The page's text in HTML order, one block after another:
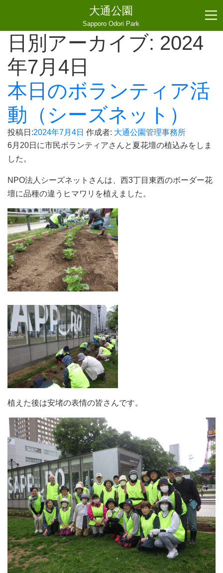
大通公園
Sapporo Odori Park
日別アーカイブ: 2024
年7月4日
本日のボランティア活
動（シーズネット）
投稿日:2024年7月4日 作成者: 大通公園管理事務所
6月20日に市民ボランティアさんと夏花壇の植込みをしま
した。
NPO法人シーズネットさんは、西3丁目東西のボーダー花
壇に品種の違うヒマワリを植えました。
植えた後は安堵の表情の皆さんです。